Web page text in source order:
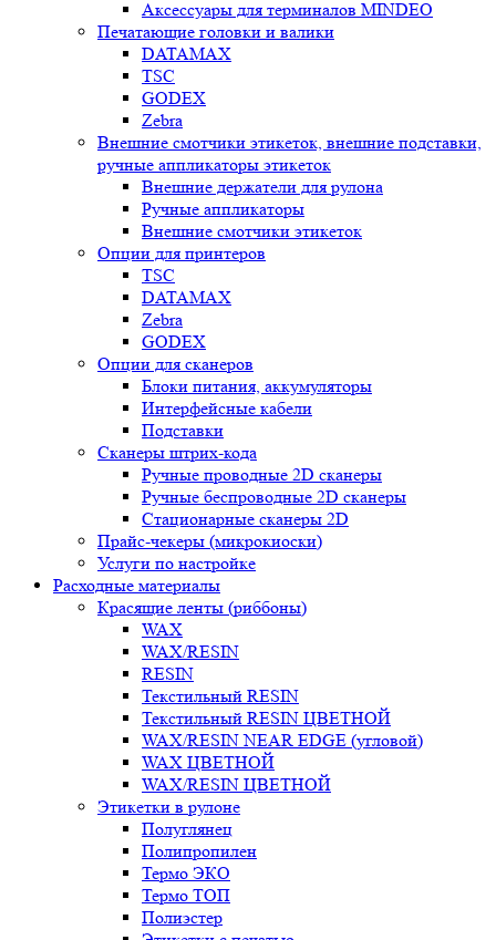
Аксессуары для терминалов MINDEO
Печатающие головки и валики
DATAMAX
TSC
GODEX
Zebra
Внешние смотчики этикеток, внешние подставки,
ручные аппликаторы этикеток
Внешние держатели для рулона
Ручные аппликаторы
Внешние смотчики этикеток
Опции для принтеров
TSC
DATAMAX
Zebra
GODEX
Опции для сканеров
Блоки питания, аккумуляторы
Интерфейсные кабели
Подставки
Сканеры штрих-кода
Ручные проводные 2D сканеры
Ручные беспроводные 2D сканеры
Стационарные сканеры 2D
Прайс-чекеры (микрокиоски)
Услуги по настройке
Расходные материалы
Красящие ленты (риббоны)
WAX
WAX/RESIN
RESIN
Текстильный RESIN
Текстильный RESIN ЦВЕТНОЙ
WAX/RESIN NEAR EDGE (угловой)
WAX ЦВЕТНОЙ
WAX/RESIN ЦВЕТНОЙ
Этикетки в рулоне
Полуглянец
Полипропилен
Термо ЭКО
Термо ТОП
Полиэстер